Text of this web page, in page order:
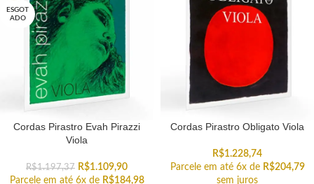
ESGOT
ADO
Cordas Pirastro Evah Pirazzi
Viola
R$1.197,37 R$1.109,90
Parcele em até 6x de R$184,98
Cordas Pirastro Obligato Viola
R$1.228,74
Parcele em até 6x de R$204,79
sem juros